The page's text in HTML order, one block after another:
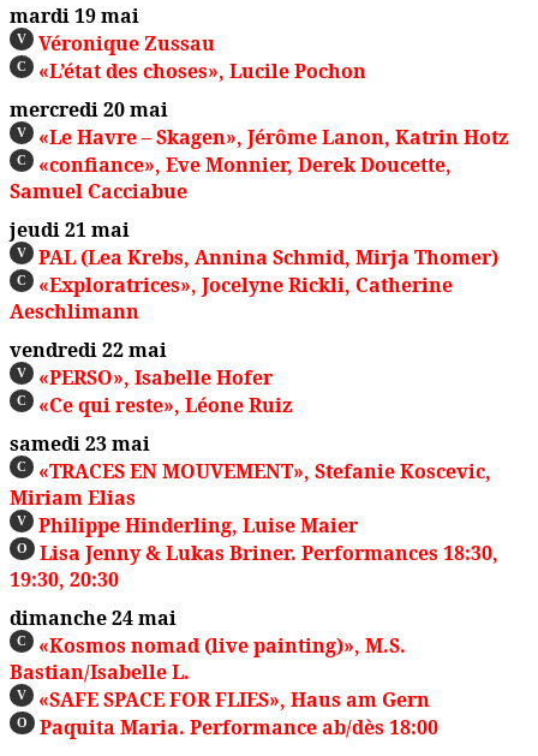
mardi 19 mai
V Véronique Zussau
C
«L’état des choses», Lucile Pochon
mercredi 20 mai
V «Le Havre – Skagen», Jérôme Lanon, Katrin Hotz
C
«confiance», Eve Monnier, Derek Doucette,
Samuel Cacciabue
jeudi 21 mai
V PAL (Lea Krebs, Annina Schmid, Mirja Thomer)
C
«Exploratrices», Jocelyne Rickli, Catherine
Aeschlimann
vendredi 22 mai
V «PERSO», Isabelle Hofer
C
«Ce qui reste», Léone Ruiz
samedi 23 mai
C
«TRACES EN MOUVEMENT», Stefanie Koscevic,
Miriam Elias
V Philippe Hinderling, Luise Maier
O
Lisa Jenny & Lukas Briner. Performances 18:30,
19:30, 20:30
dimanche 24 mai
C
«Kosmos nomad (live painting)», M.S.
Bastian/Isabelle L.
V «SAFE SPACE FOR FLIES», Haus am Gern
O Paquita Maria. Performance ab/dès 18:00